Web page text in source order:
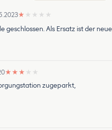
★ ★ ★ ★ ★
geschlossen. Als Ersatz ist der
★ ★ ★ ★ ★
zugeparkt,